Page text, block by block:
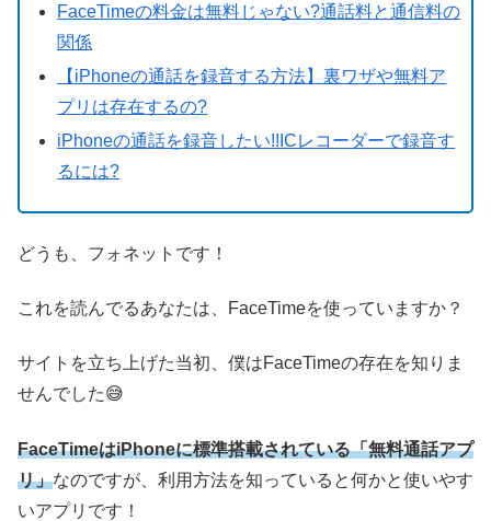
FaceTimeの料金は無料じゃない?通話料と通信料の
関係
【iPhoneの通話を録音する方法】裏ワザや無料ア
プリは存在するの?
iPhoneの通話を録音したい!!ICレコーダーで録音す
るには?
どうも、フォネットです！
これを読んでるあなたは、FaceTimeを使っていますか？
サイトを立ち上げた当初、僕はFaceTimeの存在を知りま
せんでした😅
FaceTimeはiPhoneに標準搭載されている「無料通話アプ
リ」なのですが、利用方法を知っていると何かと使いやす
いアプリです！